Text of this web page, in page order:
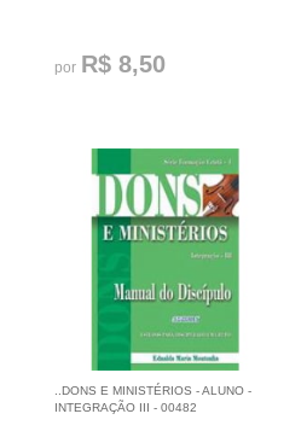
por R$ 8,50
..DONS E MINISTÉRIOS - ALUNO -
INTEGRAÇÃO III - 00482